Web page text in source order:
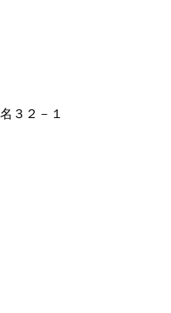
３２－１